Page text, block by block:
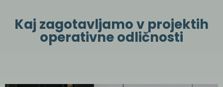
Kaj zagotavljamo v projektih
operativne odličnosti